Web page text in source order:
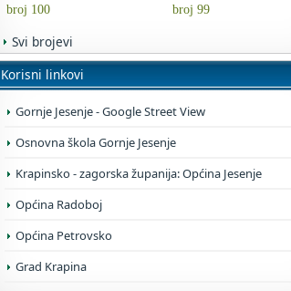
broj 100
broj 99
Svi brojevi
Korisni linkovi
Gornje Jesenje - Google Street View
Osnovna škola Gornje Jesenje
Krapinsko - zagorska županija: Općina Jesenje
Općina Radoboj
Općina Petrovsko
Grad Krapina